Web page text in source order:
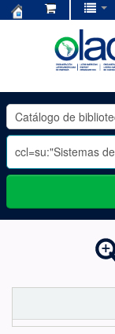
OLADE
-